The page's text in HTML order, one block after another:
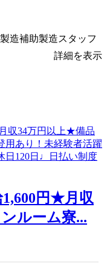
造補助製造スタッフ
詳細を表示
円★月収
ルーム寮...